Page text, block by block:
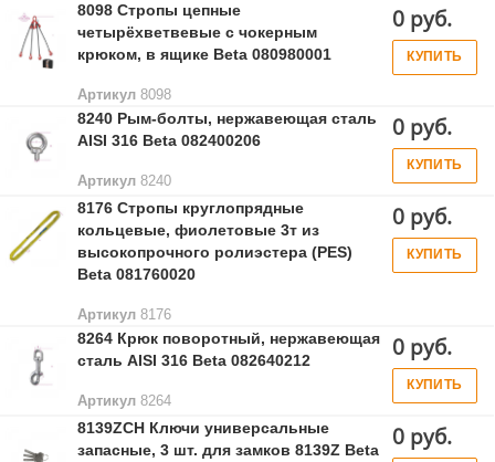
8098 Стропы цепные
четырёхветвевые с чокерным
крюком, в ящике Beta 080980001
Артикул 8098
0 руб.
КУПИТЬ
8240 Рым-болты, нержавеющая сталь
AISI 316 Beta 082400206
Артикул 8240
0 руб.
КУПИТЬ
8176 Стропы круглопрядные
кольцевые, фиолетовые 3т из
высокопрочного ролиэстера (PES)
Beta 081760020
Артикул 8176
0 руб.
КУПИТЬ
8264 Крюк поворотный, нержавеющая
сталь AISI 316 Beta 082640212
Артикул 8264
0 руб.
КУПИТЬ
8139ZCH Ключи универсальные
запасные, 3 шт. для замков 8139Z Beta
0 руб.